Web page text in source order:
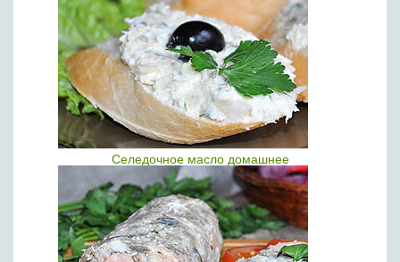
Селедочное масло домашнее